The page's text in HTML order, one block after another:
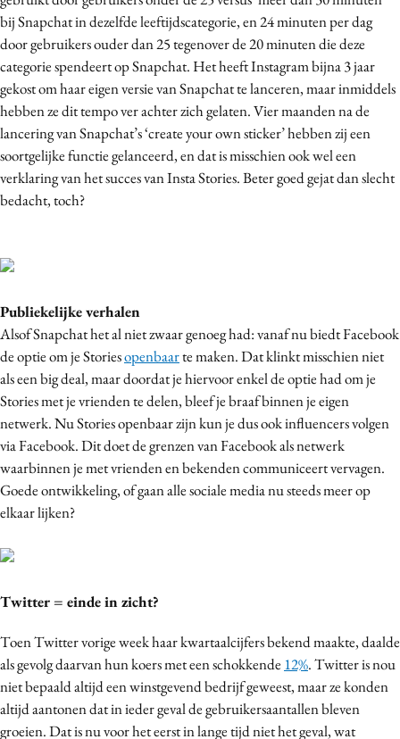
bij Snapchat in dezelfde leeftijdscategorie, en 24 minuten per dag
door gebruikers ouder dan 25 tegenover de 20 minuten die deze
categorie spendeert op Snapchat. Het heeft Instagram bijna 3 jaar
gekost om haar eigen versie van Snapchat te lanceren, maar inmiddels
hebben ze dit tempo ver achter zich gelaten. Vier maanden na de
lancering van Snapchat’s ‘create your own sticker’ hebben zij een
soortgelijke functie gelanceerd, en dat is misschien ook wel een
verklaring van het succes van Insta Stories. Beter goed gejat dan slecht
bedacht, toch?
Publiekelijke verhalen
Alsof Snapchat het al niet zwaar genoeg had: vanaf nu biedt Facebook
de optie om je Storiesopenbaarte maken. Dat klinkt misschien niet
als een big deal, maar doordat je hiervoor enkel de optie had om je
Stories met je vrienden te delen, bleef je braaf binnen je eigen
netwerk. Nu Stories openbaar zijn kun je dus ook influencers volgen
via Facebook. Dit doet de grenzen van Facebook als netwerk
waarbinnen je met vrienden en bekenden communiceert vervagen.
Goede ontwikkeling, of gaan alle sociale media nu steeds meer op
elkaar lijken?
Twitter = einde in zicht?
Toen Twitter vorige week haar kwartaalcijfers bekend maakte, daalde
als gevolg daarvan hun koers met een schokkende 12%. Twitter is nou
niet bepaald altijd een winstgevend bedrijf geweest, maar ze konden
altijd aantonen dat in ieder geval de gebruikersaantallen bleven
groeien. Dat is nu voor het eerst in lange tijd niet het geval, wat